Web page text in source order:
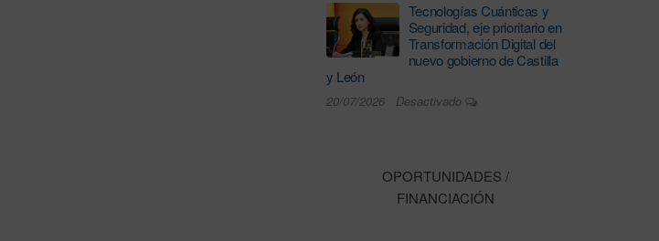
Tecnologías Cuánticas y
Seguridad, eje prioritario en
Transformación Digital del
nuevo gobierno de Castilla
y León
20/07/2026 Desactivado
OPORTUNIDADES /
FINANCIACIÓN